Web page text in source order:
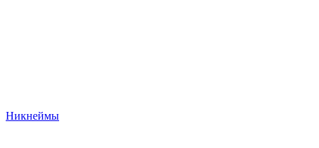
Никнеймы